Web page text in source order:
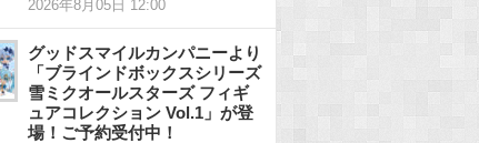
2026年8月05日 12:00
グッドスマイルカンパニーより
「ブラインドボックスシリーズ
雪ミクオールスターズ フィギ
ュアコレクション Vol.1」が登
場！ご予約受付中！